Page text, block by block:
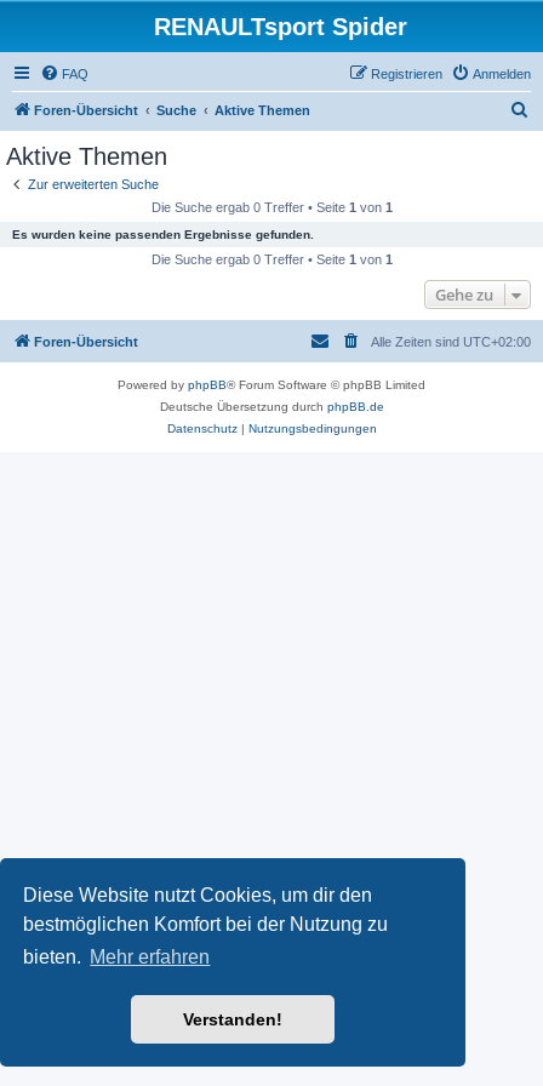
Diese Website nutzt Cookies, um dir den
bestmöglichen Komfort bei der Nutzung zu
bieten. Mehr erfahren
Verstanden!
RENAULTsport Spider
FAQ Anmelden
Registrieren
Foren-Übersicht Suche Aktive Themen
Aktive Themen
Zur erweiterten Suche
Die Suche ergab 0 Treffer • Seite 1 von 1
Es wurden keine passenden Ergebnisse gefunden.
Die Suche ergab 0 Treffer • Seite 1 von 1
Gehe zu
Foren-Übersicht Alle Zeiten sind UTC+02:00
Powered by phpBB® Forum Software © phpBB Limited
Deutsche Übersetzung durch phpBB.de
Datenschutz| Nutzungsbedingungen